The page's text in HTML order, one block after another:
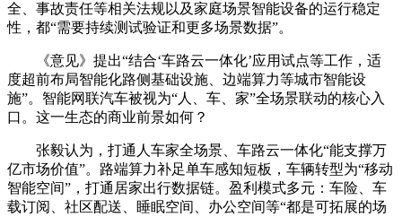
全、事故责任等相关法规以及家庭场景智能设备的运行稳定
性，都“需要持续测试验证和更多场景数据”。
《意见》提出“结合‘车路云一体化’应用试点等工作，适
度超前布局智能化路侧基础设施、边端算力等城市智能设
施”。智能网联汽车被视为“人、车、家”全场景联动的核心入
口。这一生态的商业前景如何？
张毅认为，打通人车家全场景、车路云一体化“能支撑万
亿市场价值”。路端算力补足单车感知短板，车辆转型为“移动
智能空间”，打通居家出行数据链。盈利模式多元：车险、车
载订阅、社区配送、睡眠空间、办公空间等“都是可拓展的场